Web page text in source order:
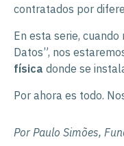
contratados por
En esta serie,
Datos”, nos
física donde se
Por ahora es todo.
Por Paulo Simões,